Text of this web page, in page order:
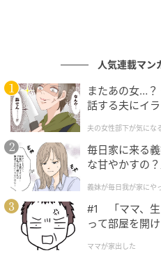
0.2+3.6÷(−0.4)
=0.2+36÷(−4)
=0.2+(−9)
=0.2−9
=−8.8
このようにして答えを出す
まとめ
人気連載マン
またあの女…
話する夫にイ
夫の女性部下が気にな
毎日家に来る
な甘やかすの
が】
義妹が毎日我が家にや
#1 「ママ、生
って部屋を開
ママが家出した